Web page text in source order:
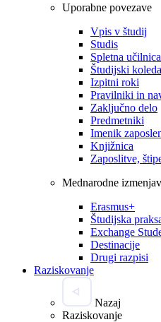
Uporabne povezave
Vpis v študij
Studis
Spletna
Študijski
Izpitni roki
Pravilniki in
Zaključno delo
Predmetniki
Imenik
Knjižnica
Zaposlitve,
Mednarodne
Erasmus+
Študijska
Exchange
Destinacije
Drugi razpisi
Raziskovanje
Nazaj
Raziskovanje